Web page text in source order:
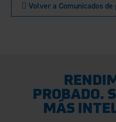
 Volver a Comunicados de
PROBADO.
MÁS